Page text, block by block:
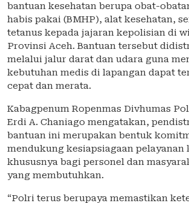
bantuan kesehatan berupa obat-
habis pakai (BMHP), alat kesehatan,
tetanus kepada jajaran kepolisian di
Provinsi Aceh. Bantuan tersebut
melalui jalur darat dan udara guna
kebutuhan medis di lapangan dapat
cepat dan merata.
Kabagpenum Ropenmas Divhumas
Erdi A. Chaniago mengatakan,
bantuan ini merupakan bentuk
mendukung kesiapsiagaan pelayanan
khususnya bagi personel dan
yang membutuhkan.
“Polri terus berupaya memastikan